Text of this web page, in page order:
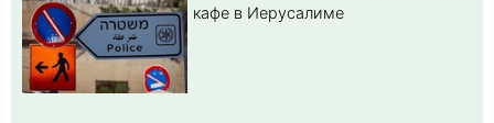
кафе в Иерусалиме